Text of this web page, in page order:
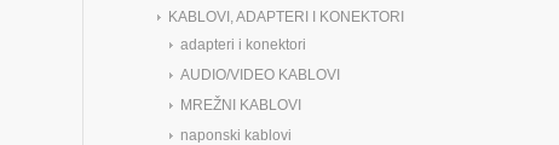
KABLOVI, ADAPTERI I KONEKTORI
adapteri i konektori
AUDIO/VIDEO KABLOVI
MREŽNI KABLOVI
naponski kablovi